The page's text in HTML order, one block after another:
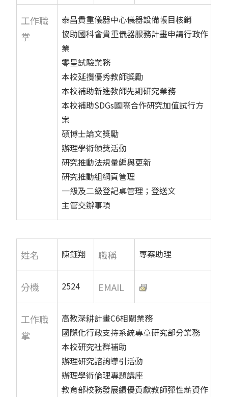
工作職
掌
泰昌貴重儀器中心儀器設備帳目核銷
協助國科會貴重儀器服務計畫申請行政作
業
零星試驗業務
本校延攬優秀教師獎勵
本校補助新進教師先期研究業務
本校補助SDGs國際合作研究加值試行方
案
碩博士論文獎勵
辦理學術頒獎活動
研究推動法規彙編與更新
研究推動組網頁管理
一級及二級登記桌管理；登送文
主管交辦事項
姓名 陳鈺翔 職稱 專案助理
分機 2524 EMAIL
工作職
掌
高教深耕計畫C6相關業務
國際化行政支持系統專章研究部分業務
本校研究社群補助
辦理研究諮詢導引活動
辦理學術倫理專題講座
教育部校務發展績優貢獻教師彈性薪資作